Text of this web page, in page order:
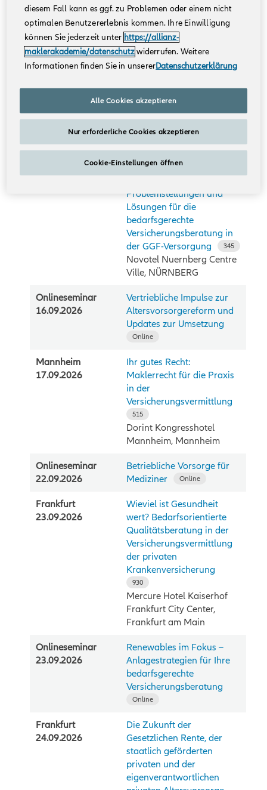
Berlin
03.09.2026
Ihr gutes Recht:
Maklerrecht für die Praxis
in der
Versicherungsvermittlung
515
Onlineseminar
14.09.2026
Blick in die Werkstatt:
Ansprache zur
Ruhestandsplanung
Die Königsdisziplin:
Problemstellungen und
Lösungen für die
bedarfsgerechte
Versicherungsberatung in
der GGF-Versorgung
345
Novotel Nuernberg Centre
Ville, NÜRNBERG
Onlineseminar
16.09.2026
Vertriebliche Impulse zur
Altersvorsorgereform und
Updates zur Umsetzung
Online
Mannheim
17.09.2026
Ihr gutes Recht:
Maklerrecht für die Praxis
in der
Versicherungsvermittlung
515
Dorint Kongresshotel
Mannheim, Mannheim
Onlineseminar
22.09.2026
Betriebliche Vorsorge für
Mediziner
Online
Frankfurt
23.09.2026
Wieviel ist Gesundheit
wert? Bedarfsorientierte
Qualitätsberatung in der
Versicherungsvermittlung
der privaten
Krankenversicherung
930
Mercure Hotel Kaiserhof
Frankfurt City Center,
Frankfurt am Main
Onlineseminar
23.09.2026
Renewables im Fokus –
Anlagestrategien für Ihre
bedarfsgerechte
Versicherungsberatung
Online
Frankfurt
24.09.2026
Die Zukunft der
Gesetzlichen Rente, der
staatlich geförderten
privaten und der
eigenverantwortlichen
diesem Fall kann es ggf. zu Problemen oder einem nicht
optimalen Benutzererlebnis kommen. Ihre Einwilligung
können Sie jederzeit unter https://allianz-
maklerakademie/datenschutzwiderrufen. Weitere
Informationen finden Sie in unsererDatenschutzerklärung
Nur erforderliche Cookies akzeptieren
Alle Cookies akzeptieren
Cookie-Einstellungen öffnen